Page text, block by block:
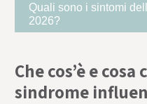
Quali sono i sintomi
2026?
Che cos’è e
sindrome